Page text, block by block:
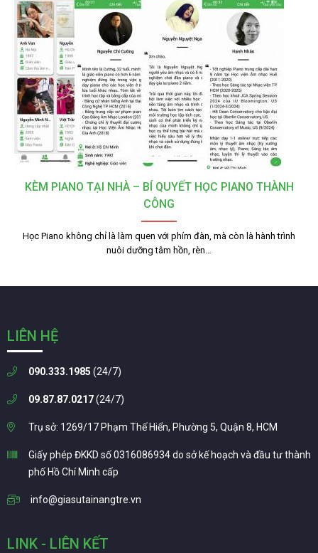
KÈM PIANO TẠI NHÀ – BÍ QUYẾT HỌC PIANO THÀNH
CÔNG
Học Piano không chỉ là làm quen với phím đàn, mà còn là hành trình
nuôi dưỡng tâm hồn, rèn…
LIÊN HỆ
090.333.1985 (24/7)
09.87.87.0217(24/7)
Trụ sở: 1269/17 Phạm Thế Hiển, Phường 5, Quận 8, HCM
Giấy phép ĐKKD số 0316086934 do sở kế hoạch và đầu tư thành
phố Hồ Chí Minh cấp
info@giasutainangtre.vn
LINK - LIÊN KẾT